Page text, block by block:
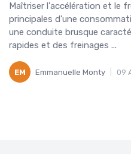
Maîtriser l'accélération et le
principales d'une
une conduite brusque
rapides et des freinages ...
EM Emmanuelle Monty 09